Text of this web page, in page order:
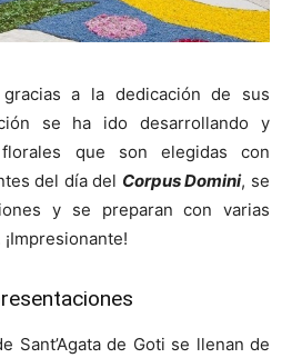
a la dedicación de sus
se ha ido desarrollando y
que son elegidas con
del día del Corpus Domini, se
y se preparan con varias
Sant’Agata de Goti se llenan de